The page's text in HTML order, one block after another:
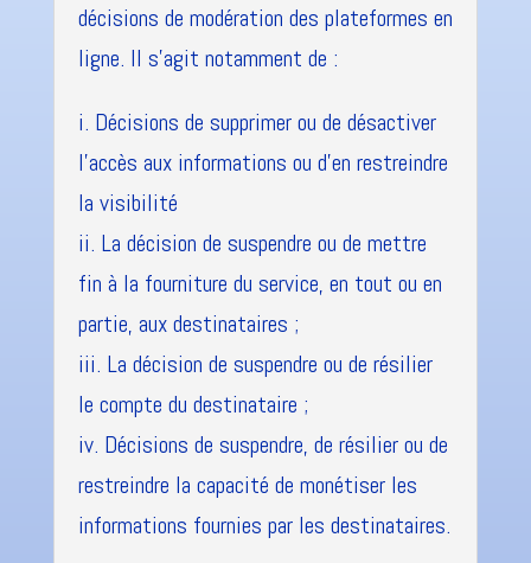
décisions de modération des plateformes en
ligne. Il s'agit notamment de :
i. Décisions de supprimer ou de désactiver
l'accès aux informations ou d'en restreindre
la visibilité
ii. La décision de suspendre ou de mettre
fin à la fourniture du service, en tout ou en
partie, aux destinataires ;
iii. La décision de suspendre ou de résilier
le compte du destinataire ;
iv. Décisions de suspendre, de résilier ou de
restreindre la capacité de monétiser les
informations fournies par les destinataires.